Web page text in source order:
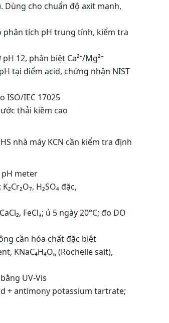
Dùng cho chuẩn độ axit mạnh,
tích pH trung tính, kiểm tra
12, phân biệt Ca²⁺/Mg²⁺
tại điểm acid, chứng nhận NIST
IEC 17025
thải kiềm cao
nhà máy KCN cần kiểm tra định
meter
H₂SO₄ đặc,
FeCl₃; ủ 5 ngày 20°C; đo DO
cần hóa chất đặc biệt
KNaC₄H₄O₆ (Rochelle salt),
UV-Vis
+ antimony potassium tartrate;